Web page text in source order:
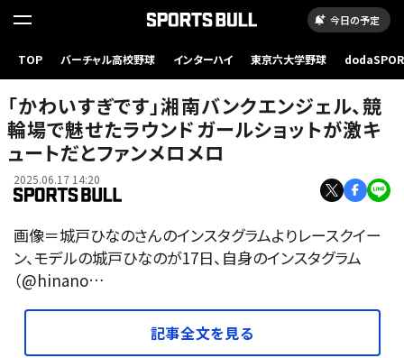
今日の予定
TOP バーチャル高校野球 インターハイ 東京六大学野球
「かわいすぎです」湘南バンクエンジェル、競
輪場で魅せたラウンドガールショットが激キ
ュートだとファンメロメロ
2025.06.17 14:20
画像＝城戸ひなのさんのインスタグラムよりレースクイー
ン、モデルの城戸ひなのが17日、自身のインスタグラム
（@hinano…
記事全文を見る